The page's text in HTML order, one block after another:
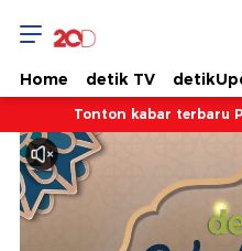
Home detik TV
Tonton kabar terbaru